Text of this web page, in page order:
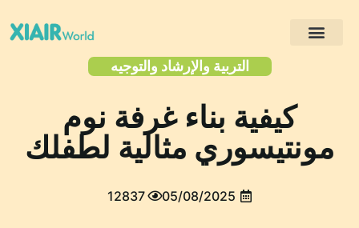
التربية والإرشاد والتوجيه
كيفية بناء غرفة نوم
مونتيسوري مثالية لطفلك
05/08/2025
12837